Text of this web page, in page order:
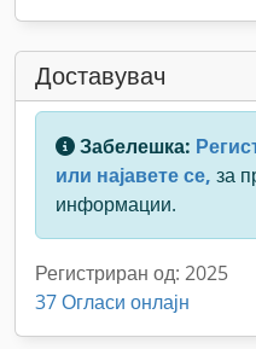
Доставувач
Забелешка:
или најавете се, за
информации.
Регистриран од: 2025
37 Огласи онлајн